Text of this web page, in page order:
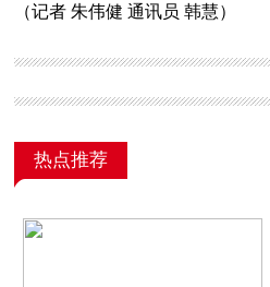
（记者 朱伟健 通讯员 韩慧）
热点推荐